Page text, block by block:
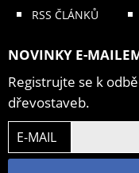
RSS ČLÁNKŮ
NOVINKY E-
Registrujte se k
dřevostaveb.
E-MAIL